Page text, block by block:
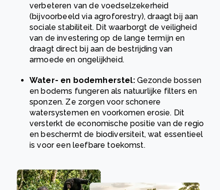
verbeteren van de voedselzekerheid
(bijvoorbeeld via agroforestry), draagt bij aan
sociale stabiliteit. Dit waarborgt de veiligheid
van de investering op de lange termijn en
draagt direct bij aan de bestrijding van
armoede en ongelijkheid.
Water- en bodemherstel:Gezonde bossen
en bodems fungeren als natuurlijke filters en
sponzen. Ze zorgen voor schonere
watersystemen en voorkomen erosie. Dit
versterkt de economische positie van de regio
en beschermt de biodiversiteit, wat essentieel
is voor een leefbare toekomst.